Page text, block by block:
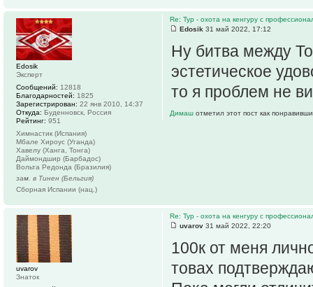
Re: Тур - охота на кенгуру с
Edosik 31 май 2022, 17:12
Ну битва между
эстетическое
то я проблем не
Димаш отметил этот пост как
Edosik
Эксперт
Сообщений: 12818
Благодарностей: 1825
Зарегистрирован: 22 янв 2010, 14:37
Откуда: Буденновск, Россия
Рейтинг: 951
Химнастик (Испания)
Мбале Хироус (Уганда)
Хавелу (Ханга, Тонга)
Даймондшир (Барбадос)
Вольта Редонда (Бразилия)
зам. в Тинен (Бельгия)
Сборная Испании (нац.)
Re: Тур - охота на кенгуру с
uvarov 31 май 2022, 22:20
100к от меня
товах
uvarov
Знаток